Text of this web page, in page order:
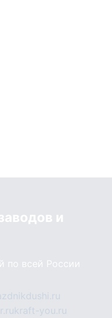
и
по всей России
kraft-you.ru